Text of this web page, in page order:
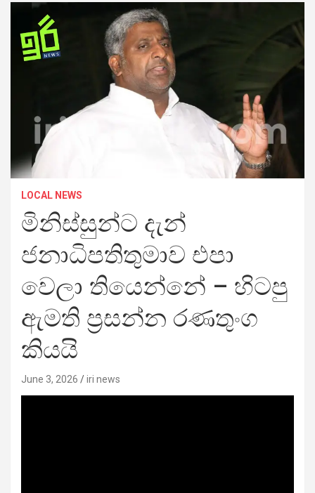
LOCAL NEWS
මිනිස්සුන්ට දැන්
ජනාධිපතිතුමාව එපා
වෙලා තියෙන්නේ – හිටපු
ඇමති ප්‍රසන්න රණතුංග
කියයි
June 3, 2026 iri news